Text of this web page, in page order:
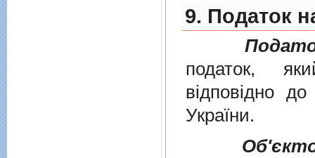
9. Податок
податок,
вiдповiдно
України.